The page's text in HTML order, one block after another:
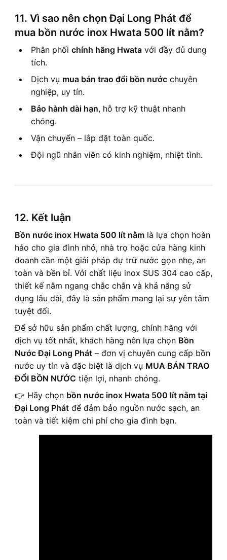
11. Vì sao nên chọn Đại Long Phát để
mua bồn nước inox Hwata 500 lít nằm?
Phân phối chính hãng Hwata với đầy đủ dung
tích.
Dịch vụ mua bán trao đổi bồn nước chuyên
nghiệp, uy tín.
Bảo hành dài hạn, hỗ trợ kỹ thuật nhanh
chóng.
Vận chuyển – lắp đặt toàn quốc.
Đội ngũ nhân viên có kinh nghiệm, nhiệt tình.
12. Kết luận
Bồn nước inox Hwata 500 lít nằm là lựa chọn hoàn
hảo cho gia đình nhỏ, nhà trọ hoặc cửa hàng kinh
doanh cần một giải pháp dự trữ nước gọn nhẹ, an
toàn và bền bỉ. Với chất liệu inox SUS 304 cao cấp,
thiết kế nằm ngang chắc chắn và khả năng sử
dụng lâu dài, đây là sản phẩm mang lại sự yên tâm
tuyệt đối.
Để sở hữu sản phẩm chất lượng, chính hãng với
dịch vụ tốt nhất, khách hàng nên lựa chọn Bồn
Nước Đại Long Phát – đơn vị chuyên cung cấp bồn
nước uy tín và đặc biệt là dịch vụ MUA BÁN TRAO
ĐỔI BỒN NƯỚC tiện lợi, nhanh chóng.
👉 Hãy chọn bồn nước inox Hwata 500 lít nằm tại
Đại Long Phát để đảm bảo nguồn nước sạch, an
toàn và tiết kiệm chi phí cho gia đình bạn.